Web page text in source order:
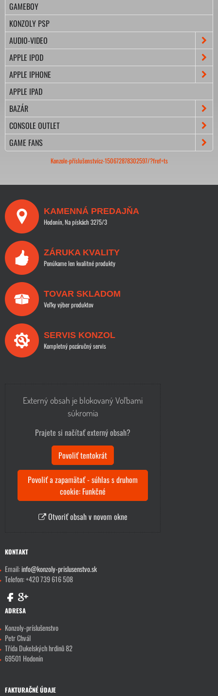
GAMEBOY
KONZOLY PSP
AUDIO-VIDEO
APPLE IPOD
APPLE IPHONE
APPLE IPAD
BAZÁR
CONSOLE OUTLET
GAME FANS
Konzole-příslušenstvícz-150672878302597/?fref=ts
KAMENNÁ PREDAJŇA
Hodonín, Na pískách 3275/3
ZÁRUKA KVALITY
Ponúkame len kvalitné produkty
TOVAR SKLADOM
Veľky výber produktov
SERVIS KONZOL
Kompletný pozáručný servis
Externý obsah je blokovaný Voľbami
súkromia
Prajete si načítať externý obsah?
Povoliť tentokrát
Povoliť a zapamätať - súhlas s druhom
cookie: Funkčné
Otvoriť obsah v novom okne
KONTAKT
Email:info@konzoly-prislusenstvo.sk
Telefon: +420 739 616 508
ADRESA
Konzoly-príslušenstvo
Petr Chvál
Třída Dukelských hrdinů 82
69501 Hodonín
FAKTURAČNÉ ÚDAJE